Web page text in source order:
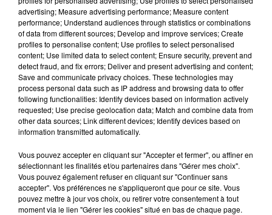
Keke doesn't love me. #paulflart #fart #security
#observeandreport #nofakes #Flartarmy #ineedfollowers
Une publication partagée parPaul Flart
Musique
advertising; Measure advertising performance; Measure content
performance; Understand audiences through statistics or combinations
of data from different sources; Develop and improve services; Create
profiles to personalise content; Use profiles to select personalised
content; Use limited data to select content; Ensure security, prevent and
detect fraud, and fix errors; Deliver and present advertising and content;
Save and communicate privacy choices. These technologies may
process personal data such as IP address and browsing data to offer
following functionalities: Identify devices based on information actively
requested; Use precise geolocation data; Match and combine data from
other data sources; Link different devices; Identify devices based on
information transmitted automatically.
Vous pouvez accepter en cliquant sur "Accepter et fermer", ou affiner en
sélectionnant les finalités et/ou partenaires dans "Gérer mes choix".
Vous pouvez également refuser en cliquant sur "Continuer sans
accepter". Vos préférences ne s'appliqueront que pour ce site. Vous
pouvez mettre à jour vos choix, ou retirer votre consentement à tout
moment via le lien "Gérer les cookies" situé en bas de chaque page.